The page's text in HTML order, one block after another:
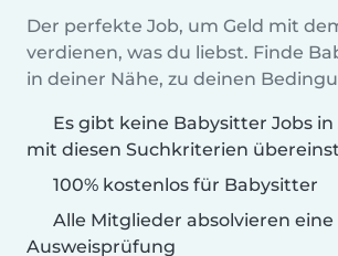
Der perfekte Job, um Geld mit
verdienen, was du liebst. Finde
in deiner Nähe, zu deinen
Es gibt keine Babysitter Jobs
mit diesen Suchkriterien
100% kostenlos für Babysitter
Alle Mitglieder absolvieren
Ausweisprüfung